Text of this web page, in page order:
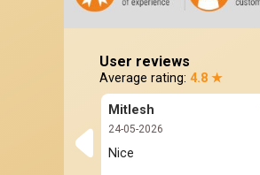
User reviews
Average rating: 4.8 ★
Mitlesh
24-05-2026
Nice